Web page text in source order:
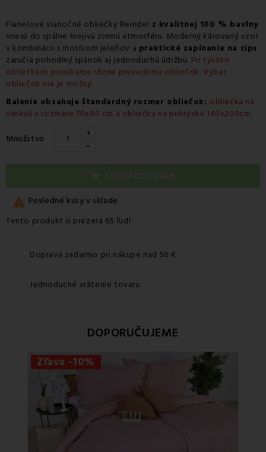
Pondelok 10.08 -Osobný odber v odbernom mieste
GLS
Utorok 11.08
-Packeta doručenie kuriérom na adresu
Flanelové vianočné obliečky Reinder z kvalitnej 100 % bavlny
vnesú do spálne hrejivú zimnú atmosféru. Moderný károvaný vzor
v kombinácii s motívom jeleňov a praktické zapínanie na zips
zaručia pohodlný spánok aj jednoduchú údržbu. Pri týchto
obliečkach ponúkame rôzne prevedenia obliečok. Výber
obliečok nie je možný.
Balenie obsahuje štandardný rozmer obliečok: obliečka na
vankúš v rozmere 70x90 cm a obliečka na prikrývku 140x200cm.
Množstvo +
-
 Posledné kusy v sklade
Tento produkt si prezerá 65 ľudí
Doprava zadarmo pri nákupe nad 50 €
Jednoduché vrátenie tovaru
DOPORUČUJEME
Zľava -10%